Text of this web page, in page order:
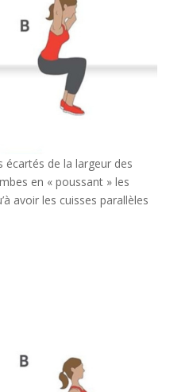
écartés de la largeur des
en « poussant » les
avoir les cuisses parallèles